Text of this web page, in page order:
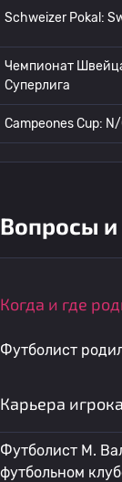
Schweizer Pokal:
Чемпионат
Суперлига
Campeones Cup:
Вопросы и
Когда и где
Футболист
Карьера игрока
Футболист М.
футбольном